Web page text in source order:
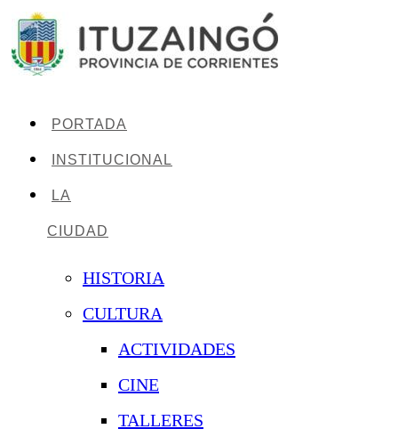
PORTADA
INSTITUCIONAL
LA
CIUDAD
HISTORIA
CULTURA
ACTIVIDADES
CINE
TALLERES